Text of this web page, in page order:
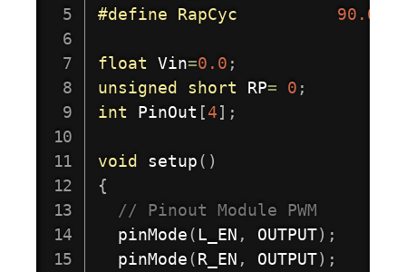
#define RapCyc 90.0
float Vin=0.0 ;
unsigned
short RP= 0 ;
int
PinOut [4] ;
void setup( )
{
// Pinout Module PWM
pinMode(L_EN , OUTPUT) ;
pinMode(R_EN , OUTPUT) ;